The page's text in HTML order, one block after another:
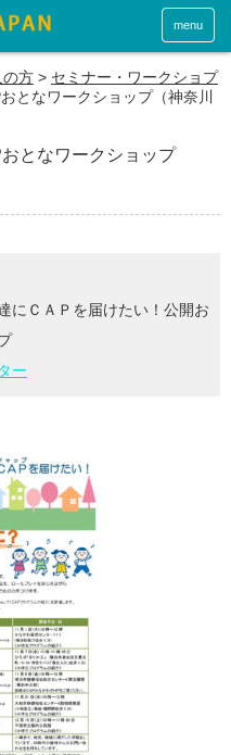
menu
の方 > セミナー・ワークショプ
となワークショップ（神奈川
となワークショップ
にＣＡＰを届けたい！公開お
ー